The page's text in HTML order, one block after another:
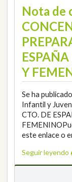
Nota de
Y
Se ha
Infantil y
CTO. DE
este enlace o
Seguir leyendo